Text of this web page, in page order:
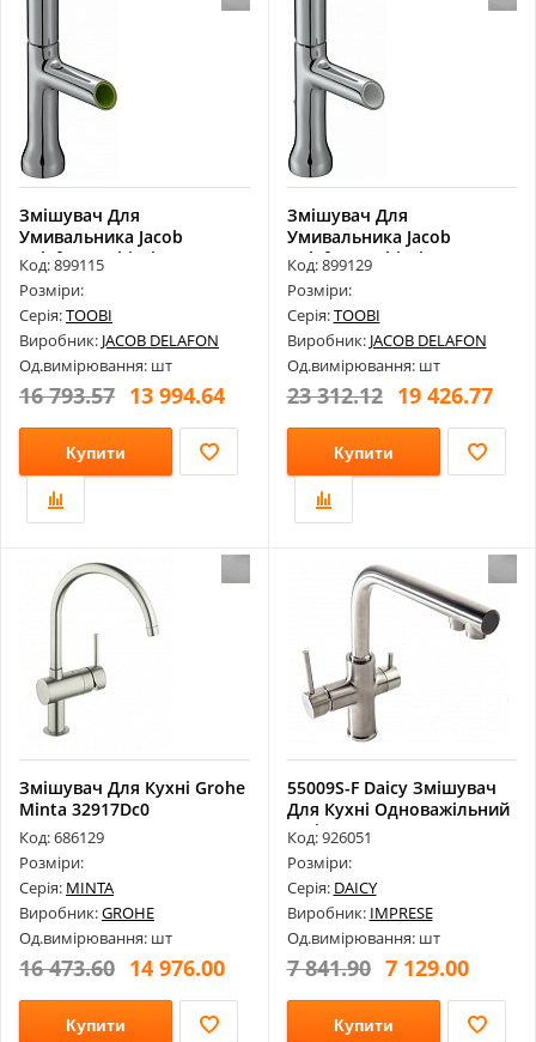
Змішувач Для
Умивальника Jacob
Delafon Toobi Нікель ...
Код: 899115
Розміри:
Серія:TOOBI
Виробник: JACOB DELAFON
Од.вимірювання: шт
16 793.57 13 994.64
Купити
Змішувач Для
Умивальника Jacob
Delafon Toobi Нікель ...
Код: 899129
Розміри:
Серія:TOOBI
Виробник: JACOB DELAFON
Од.вимірювання: шт
23 312.12 19 426.77
Купити
Змішувач Для Кухні Grohe
Minta 32917Dc0
Код: 686129
Розміри:
Серія: MINTA
Виробник:GROHE
Од.вимірювання: шт
16 473.60 14 976.00
Купити
55009S-F Daicy Змішувач
Для Кухні Одноважільний
З Пі...
Код: 926051
Розміри:
Серія: DAICY
Виробник: IMPRESE
Од.вимірювання: шт
7 841.90 7 129.00
Купити